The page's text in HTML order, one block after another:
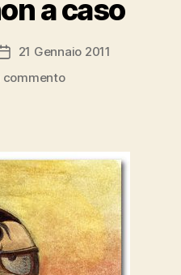
a caso
Data
dell'articolo
21 Gennaio 2011
commentosu
tutti?
qualche
numero
non
a
caso